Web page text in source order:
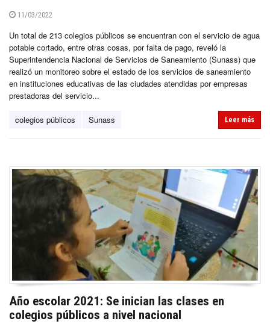
11/03/2022
Un total de 213 colegios públicos se encuentran con el servicio de agua
potable cortado, entre otras cosas, por falta de pago, reveló la
Superintendencia Nacional de Servicios de Saneamiento (Sunass) que
realizó un monitoreo sobre el estado de los servicios de saneamiento
en instituciones educativas de las ciudades atendidas por empresas
prestadoras del servicio...
colegios públicos Sunass Leer más
Año escolar 2021: Se inician las clases en
colegios públicos a nivel nacional